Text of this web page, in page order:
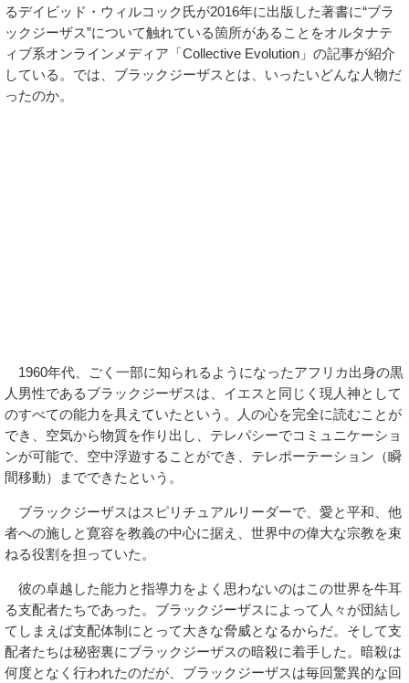
るデイビッド・ウィルコック氏が2016年に出版した著書に“ブラ
ックジーザス”について触れている箇所があることをオルタナテ
ィブ系オンラインメディア「Collective Evolution」の記事が紹介
している。では、ブラックジーザスとは、いったいどんな人物だ
ったのか。
1960年代、ごく一部に知られるようになったアフリカ出身の黒
人男性であるブラックジーザスは、イエスと同じく現人神として
のすべての能力を具えていたという。人の心を完全に読むことが
でき、空気から物質を作り出し、テレパシーでコミュニケーショ
ンが可能で、空中浮遊することができ、テレポーテーション（瞬
間移動）までできたという。
ブラックジーザスはスピリチュアルリーダーで、愛と平和、他
者への施しと寛容を教義の中心に据え、世界中の偉大な宗教を束
ねる役割を担っていた。
彼の卓越した能力と指導力をよく思わないのはこの世界を牛耳
る支配者たちであった。ブラックジーザスによって人々が団結し
てしまえば支配体制にとって大きな脅威となるからだ。そして支
配者たちは秘密裏にブラックジーザスの暗殺に着手した。暗殺は
何度となく行われたのだが、ブラックジーザスは毎回驚異的な回